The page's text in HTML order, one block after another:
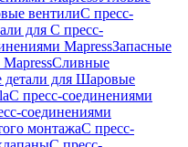
вентилиС пресс-
для С пресс-
MapressЗапасные
Сливные
детали для Шаровые
С пресс-соединениями
соединениями
монтажаС пресс-